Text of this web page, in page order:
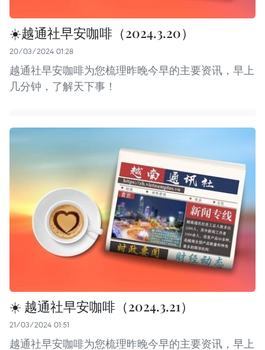
☀️越通社早安咖啡（2024.3.20）
20/03/2024 01:28
越通社早安咖啡为您梳理昨晚今早的主要资讯，早上
几分钟，了解天下事！
☀️ 越通社早安咖啡（2024.3.21）
21/03/2024 01:51
越通社早安咖啡为您梳理昨晚今早的主要资讯，早上